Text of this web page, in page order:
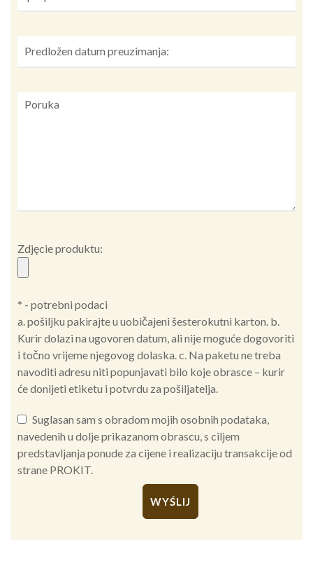
Zdjęcie produktu:
* - potrebni podaci
a. pošiljku pakirajte u uobičajeni šesterokutni karton. b.
Kurir dolazi na ugovoren datum, ali nije moguće dogovoriti
i točno vrijeme njegovog dolaska. c. Na paketu ne treba
navoditi adresu niti popunjavati bilo koje obrasce – kurir
će donijeti etiketu i potvrdu za pošiljatelja.
Suglasan sam s obradom mojih osobnih podataka,
navedenih u dolje prikazanom obrascu, s ciljem
predstavljanja ponude za cijene i realizaciju transakcije od
strane PROKIT.
Alternative: